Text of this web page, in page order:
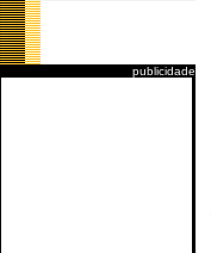
publicidade